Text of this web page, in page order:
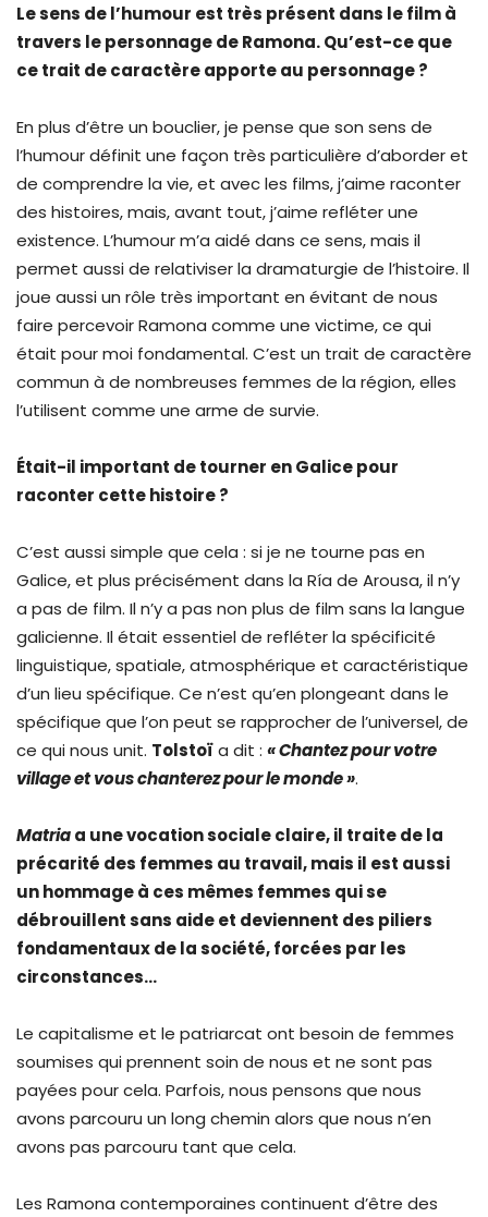
Le sens de l’humour est très présent dans le film à
travers le personnage de Ramona. Qu’est-ce que
ce trait de caractère apporte au personnage ?
En plus d’être un bouclier, je pense que son sens de
l’humour définit une façon très particulière d’aborder et
de comprendre la vie, et avec les films, j’aime raconter
des histoires, mais, avant tout, j’aime refléter une
existence. L’humour m’a aidé dans ce sens, mais il
permet aussi de relativiser la dramaturgie de l’histoire. Il
joue aussi un rôle très important en évitant de nous
faire percevoir Ramona comme une victime, ce qui
était pour moi fondamental. C’est un trait de caractère
commun à de nombreuses femmes de la région, elles
l’utilisent comme une arme de survie.
Était-il important de tourner en Galice pour
raconter cette histoire ?
C’est aussi simple que cela : si je ne tourne pas en
Galice, et plus précisément dans la Ría de Arousa, il n’y
a pas de film. Il n’y a pas non plus de film sans la langue
galicienne. Il était essentiel de refléter la spécificité
linguistique, spatiale, atmosphérique et caractéristique
d’un lieu spécifique. Ce n’est qu’en plongeant dans le
spécifique que l’on peut se rapprocher de l’universel, de
ce qui nous unit. Tolstoïa dit : « Chantez pour votre
village et vous chanterez pour le monde ».
Matriaa une vocation sociale claire, il traite de la
précarité des femmes au travail, mais il est aussi
un hommage à ces mêmes femmes qui se
débrouillent sans aide et deviennent des piliers
fondamentaux de la société, forcées par les
circonstances…
Le capitalisme et le patriarcat ont besoin de femmes
soumises qui prennent soin de nous et ne sont pas
payées pour cela. Parfois, nous pensons que nous
avons parcouru un long chemin alors que nous n’en
avons pas parcouru tant que cela.
Les Ramona contemporaines continuent d’être des